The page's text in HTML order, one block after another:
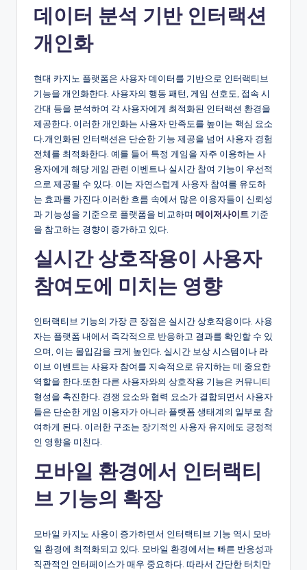
데이터 분석 기반 인터랙션
개인화
현대 카지노 플랫폼은 사용자 데이터를 기반으로 인터랙티브
기능을 개인화한다. 사용자의 행동 패턴, 게임 선호도, 접속 시
간대 등을 분석하여 각 사용자에게 최적화된 인터랙션 환경을
제공한다. 이러한 개인화는 사용자 만족도를 높이는 핵심 요소
다.개인화된 인터랙션은 단순한 기능 제공을 넘어 사용자 경험
전체를 최적화한다. 예를 들어 특정 게임을 자주 이용하는 사
용자에게 해당 게임 관련 이벤트나 실시간 참여 기능이 우선적
으로 제공될 수 있다. 이는 자연스럽게 사용자 참여를 유도하
는 효과를 가진다.이러한 흐름 속에서 많은 이용자들이 신뢰성
과 기능성을 기준으로 플랫폼을 비교하며 메이저사이트 기준
을 참고하는 경향이 증가하고 있다.
실시간 상호작용이 사용자
참여도에 미치는 영향
인터랙티브 기능의 가장 큰 장점은 실시간 상호작용이다. 사용
자는 플랫폼 내에서 즉각적으로 반응하고 결과를 확인할 수 있
으며, 이는 몰입감을 크게 높인다. 실시간 보상 시스템이나 라
이브 이벤트는 사용자 참여를 지속적으로 유지하는 데 중요한
역할을 한다.또한 다른 사용자와의 상호작용 기능은 커뮤니티
형성을 촉진한다. 경쟁 요소와 협력 요소가 결합되면서 사용자
들은 단순한 게임 이용자가 아니라 플랫폼 생태계의 일부로 참
여하게 된다. 이러한 구조는 장기적인 사용자 유지에도 긍정적
인 영향을 미친다.
모바일 환경에서 인터랙티
브 기능의 확장
모바일 카지노 사용이 증가하면서 인터랙티브 기능 역시 모바
일 환경에 최적화되고 있다. 모바일 환경에서는 빠른 반응성과
직관적인 인터페이스가 매우 중요하다. 따라서 간단한 터치만